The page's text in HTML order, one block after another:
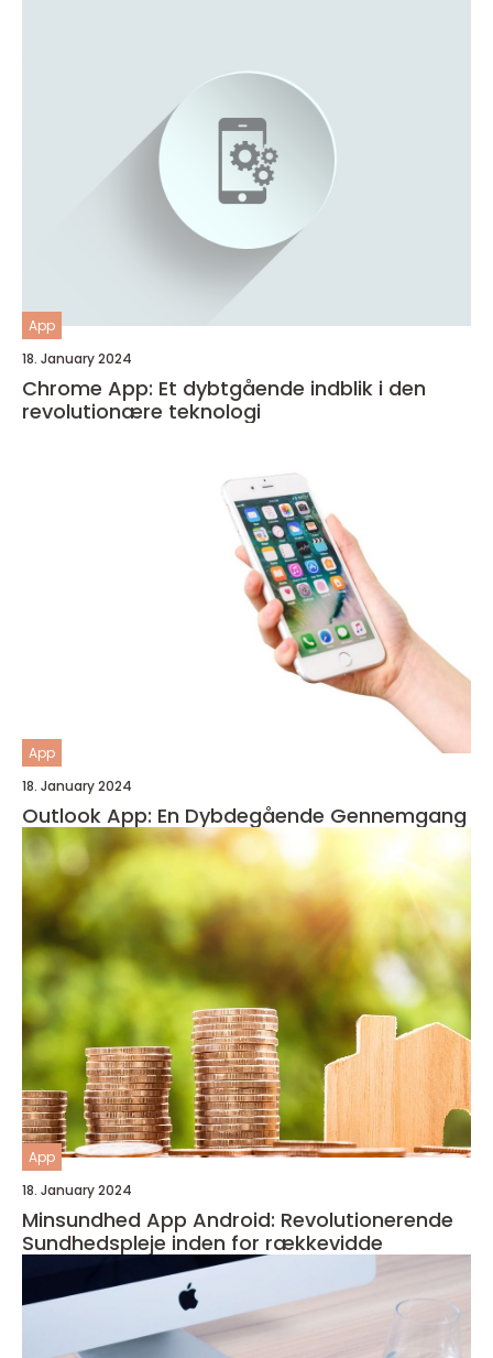
App
18. January 2024
Chrome App: Et dybtgående indblik i den
revolutionære teknologi
App
18. January 2024
Outlook App: En Dybdegående Gennemgang
App
18. January 2024
Minsundhed App Android: Revolutionerende
Sundhedspleje inden for rækkevidde